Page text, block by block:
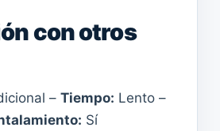
con otros
– Tiempo: Lento –
Sí